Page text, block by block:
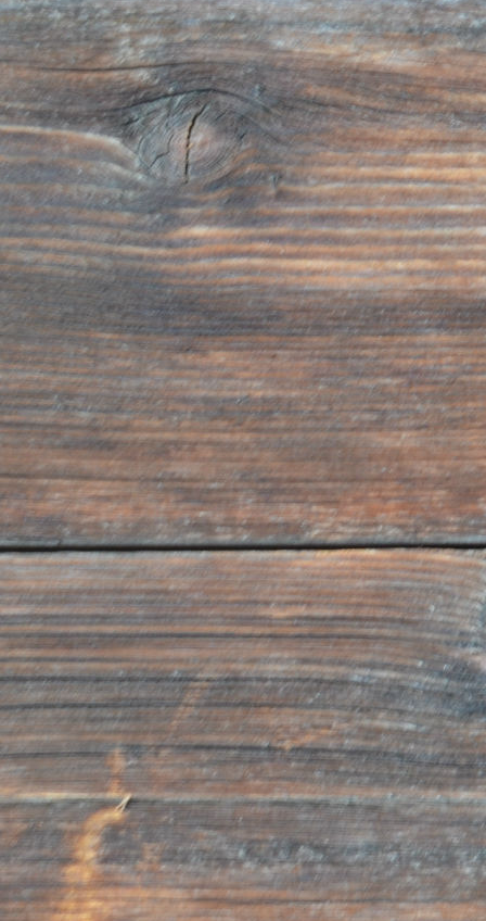
•Ermittlung der Kundenzufriedenheit hinsichtlich
unserer Firma gebotenen Produkte und
direkt oder über spezialisierte Gesellschaften
mittels persönlicher oder telefonischer
Art der Datenverarbeitung:
Im Hinblick auf die angeführten Ziel- und
Verarbeitung der persönlichen Daten händisch,
telematischer Systeme, nach Methoden die direkt
selbst zusammenhängen und in jedem Fall die
Vertraulichkeit der Daten gewährleisten.
Bezug nehmend auf die oben angeführten
persönlichen Daten bei Bedarf weitergeleitet:
•an die öffentliche Verwaltung und die Behörden,
vorgesehen ist;
•an die Kreditinstitute mit denen unsere Firma
Verwaltung von Forderungen/Verbindlichkeiten
Finanzierungsvermittlung unterhält;
•an jegliche natürlichen bzw. juristischen,
Personen (Rechts-, Verwaltungs- und
Handelskammern usw.) falls sich die Weiterleitung
oder zur Ausübung unserer Tätigkeit als
die oben angeführte Art und Weise mit den
Die oben erwähnten Subjekte, an die die Daten
können, verwenden die Daten als “Inhaber”, wie
und zwar in völliger Unabhängigkeit, da sie
in unserer Firma erfolgten Datenverarbeitung
Verbreitung
Die von unserer Firma verarbeiteten persönlichen
Verbreitung.